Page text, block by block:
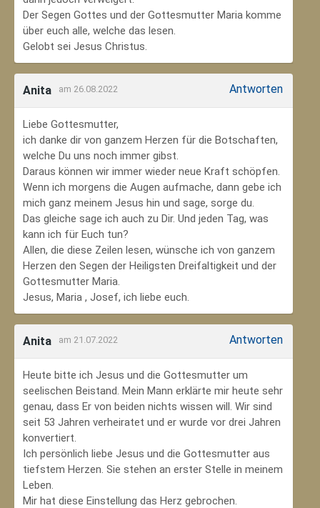
Der Segen Gottes und der Gottesmutter Maria komme
über euch alle, welche das lesen.
Gelobt sei Jesus Christus.
Anita am 26.08.2022 Antworten
Liebe Gottesmutter,
ich danke dir von ganzem Herzen für die Botschaften,
welche Du uns noch immer gibst.
Daraus können wir immer wieder neue Kraft schöpfen.
Wenn ich morgens die Augen aufmache, dann gebe ich
mich ganz meinem Jesus hin und sage, sorge du.
Das gleiche sage ich auch zu Dir. Und jeden Tag, was
kann ich für Euch tun?
Allen, die diese Zeilen lesen, wünsche ich von ganzem
Herzen den Segen der Heiligsten Dreifaltigkeit und der
Gottesmutter Maria.
Jesus, Maria , Josef, ich liebe euch.
Anita am 21.07.2022 Antworten
Heute bitte ich Jesus und die Gottesmutter um
seelischen Beistand. Mein Mann erklärte mir heute sehr
genau, dass Er von beiden nichts wissen will. Wir sind
seit 53 Jahren verheiratet und er wurde vor drei Jahren
konvertiert.
Ich persönlich liebe Jesus und die Gottesmutter aus
tiefstem Herzen. Sie stehen an erster Stelle in meinem
Leben.
Mir hat diese Einstellung das Herz gebrochen.